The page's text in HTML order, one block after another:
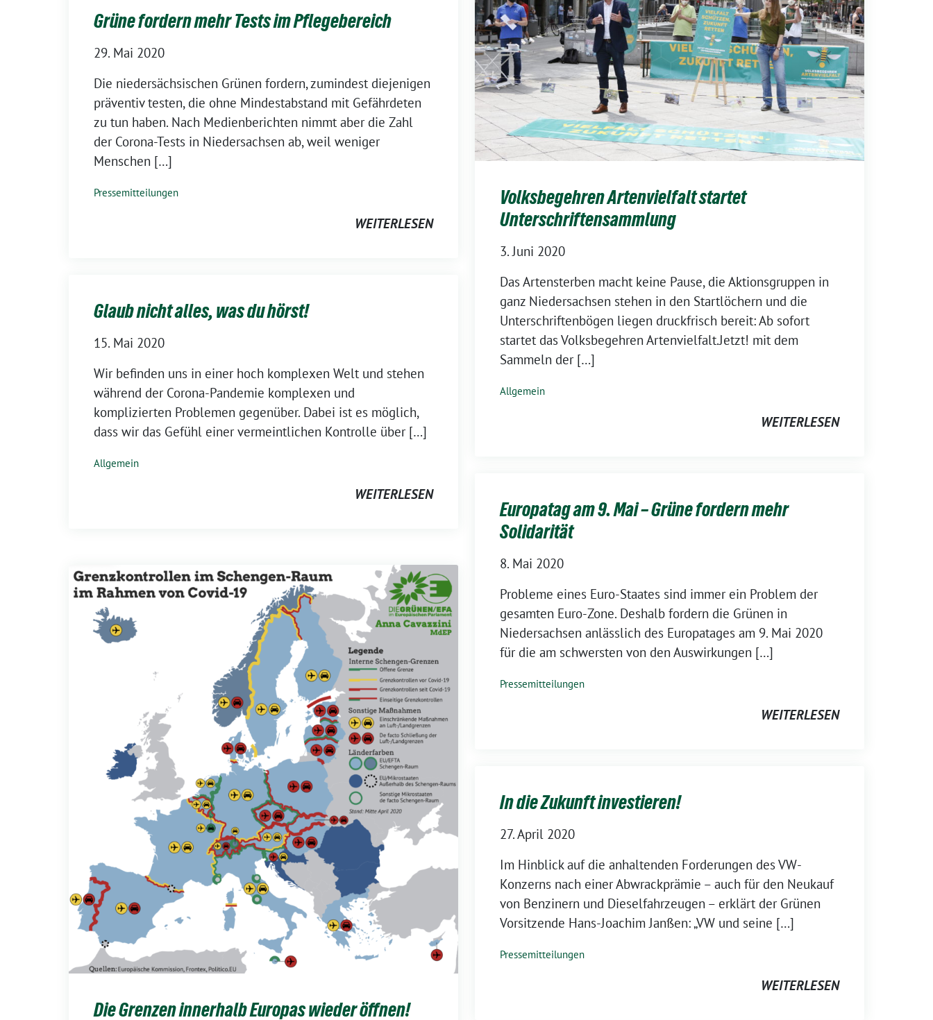
Volksbegehren Artenvielfalt startet
Unterschriftensammlung
3. Juni 2020
Das Artensterben macht keine Pause, die Aktionsgruppen in
ganz Niedersachsen stehen in den Startlöchern und die
Unterschriftenbögen liegen druckfrisch bereit: Ab sofort
startet das Volksbegehren Artenvielfalt.Jetzt! mit dem
Sammeln der […]
Allgemein
WEITERLESEN
Grüne fordern mehr Tests im Pflegebereich
29. Mai 2020
Die niedersächsischen Grünen fordern, zumindest diejenigen
präventiv testen, die ohne Mindestabstand mit Gefährdeten
zu tun haben. Nach Medienberichten nimmt aber die Zahl
der Corona-Tests in Niedersachsen ab, weil weniger
Menschen […]
Pressemitteilungen
WEITERLESEN
Glaub nicht alles, was du hörst!
15. Mai 2020
Wir befinden uns in einer hoch komplexen Welt und stehen
während der Corona-Pandemie komplexen und
komplizierten Problemen gegenüber. Dabei ist es möglich,
dass wir das Gefühl einer vermeintlichen Kontrolle über […]
Allgemein
WEITERLESEN
Europatag am 9. Mai – Grüne fordern mehr
Solidarität
8. Mai 2020
Probleme eines Euro-Staates sind immer ein Problem der
gesamten Euro-Zone. Deshalb fordern die Grünen in
Niedersachsen anlässlich des Europatages am 9. Mai 2020
für die am schwersten von den Auswirkungen […]
Pressemitteilungen
WEITERLESEN
Die Grenzen innerhalb Europas wieder öffnen!
In die Zukunft investieren!
27. April 2020
Im Hinblick auf die anhaltenden Forderungen des VW-
Konzerns nach einer Abwrackprämie – auch für den Neukauf
von Benzinern und Dieselfahrzeugen – erklärt der Grünen
Vorsitzende Hans-Joachim Janßen: „VW und seine […]
Pressemitteilungen
WEITERLESEN